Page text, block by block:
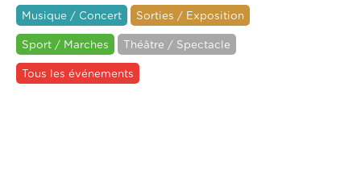
Musique / Concert Sorties / Exposition
Sport / Marches Théâtre / Spectacle
Tous les événements